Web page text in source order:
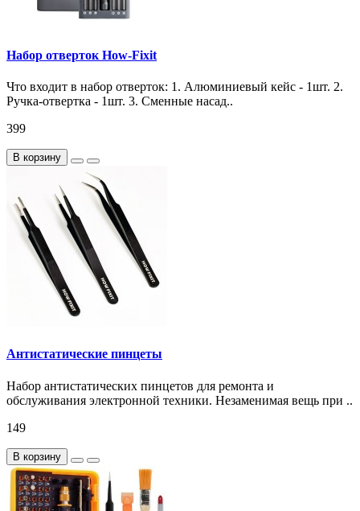
Набор отверток How-Fixit
Что входит в набор отверток: 1. Алюминиевый кейс - 1шт. 2.
Ручка-отвертка - 1шт. 3. Сменные насад..
399
В корзину
Антистатические пинцеты
Набор антистатических пинцетов для ремонта и
обслуживания электронной техники. Незаменимая вещь при ..
149
В корзину